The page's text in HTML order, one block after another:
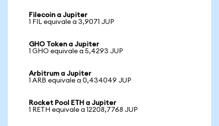
Filecoin a Jupiter
1 FIL equivale a 3,9071 JUP
GHO Token a Jupiter
1 GHO equivale a 5,4293 JUP
Arbitrum a Jupiter
1 ARB equivale a 0,434049 JUP
Rocket Pool ETH a Jupiter
1 RETH equivale a 12208,7768 JUP